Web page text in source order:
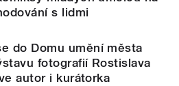
s lidmi
do Domu umění města
fotografií Rostislava
autor i kurátorka